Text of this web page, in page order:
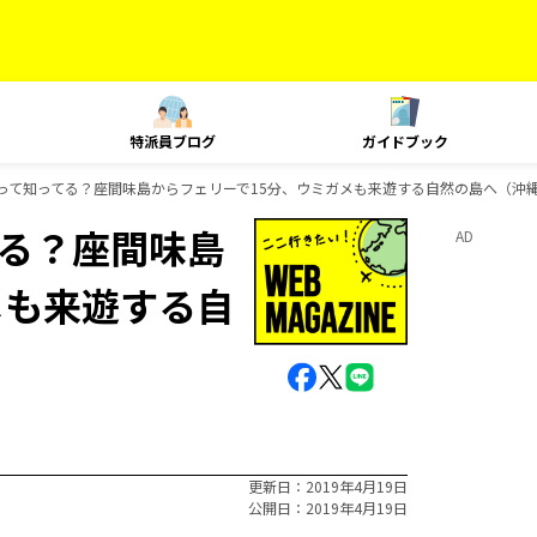
特派員ブログ ガイドブック
て知ってる？座間味島からフェリーで15分、ウミガメも来遊する自然の島へ（沖
？座間味島
来遊する自
更新日
2019年4月19日
公開日
2019年4月19日
AD